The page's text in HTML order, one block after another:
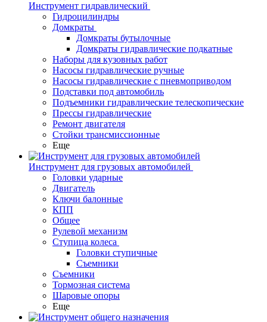
Инструмент гидравлический
Гидроцилиндры
Домкраты
Домкраты бутылочные
Домкраты гидравлические подкатные
Наборы для кузовных работ
Насосы гидравлические ручные
Насосы гидравлические с пневмоприводом
Подставки под автомобиль
Подъемники гидравлические телескопические
Прессы гидравлические
Ремонт двигателя
Стойки трансмиссионные
Еще
Инструмент для грузовых автомобилей
Головки ударные
Двигатель
Ключи балонные
КПП
Общее
Рулевой механизм
Ступица колеса
Головки ступичные
Съемники
Съемники
Тормозная система
Шаровые опоры
Еще